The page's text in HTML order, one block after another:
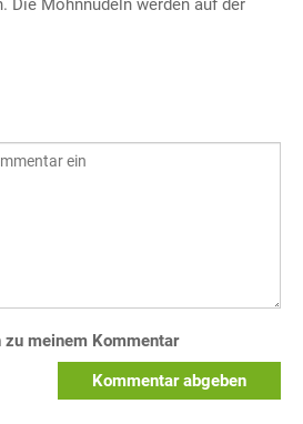
Die Mohnnudeln werden auf der
meinem Kommentar
Kommentar abgeben